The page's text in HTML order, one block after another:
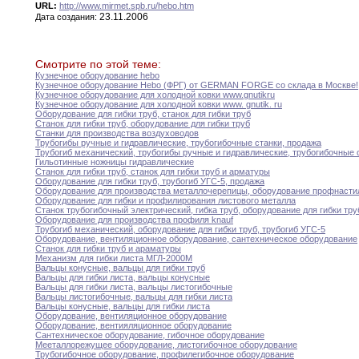
URL: http://www.mirmet.spb.ru/hebo.htm
Дата создания: 23.11.2006
Смотрите по этой теме:
Кузнечное оборудование hebo
Кузнечное оборудование Hebo (ФРГ) от GERMAN FORGE со склада в Москве!
Кузнечное оборудование для холодной ковки www.gnutikru
Кузнечное оборудование для холодной ковки www. gnutik ru
Оборудование для гибки труб станок для гибки труб
Станок для гибки труб оборудование для гибки труб
Станки для производства воздуховодов
Трубогибы ручные и гидравлические трубогибочные станки продажа
Трубогиб механический трубогибы ручные и гидравлические трубогибочные
Гильотинные ножницы гидравлические
Станок для гибки труб станок для гибки труб и арматуры
Оборудование для гибки труб трубогиб УГС-5 продажа
Оборудование для производства металлочерепицы оборудование
Оборудование для гибки и профилирования листового металла
Станок трубогибочный электрический гибка труб оборудование для гибки
Оборудование для производства профиля knauf
Трубогиб механический оборудование для гибки труб трубогиб УГС-5
Оборудование вентиляционное оборудование сантехническое оборудование
Станок для гибки труб и араматуры
Механизм для гибки листа МГЛ-2000М
Вальцы конусные вальцы для гибки труб
Вальцы для гибки листа вальцы конусные
Вальцы для гибки листа вальцы листогибочные
Вальцы листогибочные вальцы для гибки листа
Вальцы конусные вальцы для гибки листа
Оборудование вентиляционное оборудование
Оборудование вентияляционное оборудование
Сантехническое оборудование гибочное оборудование
Мееталлорежущее оборудование листогибочное оборудование
Трубогибочное оборудование профилегибочное оборудование